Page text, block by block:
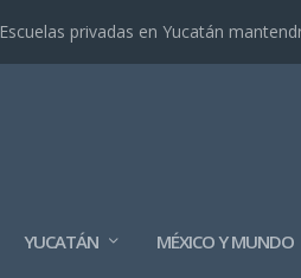
Escuelas privadas en Yucatán
YUCATÁN MÉXICO Y MUNDO